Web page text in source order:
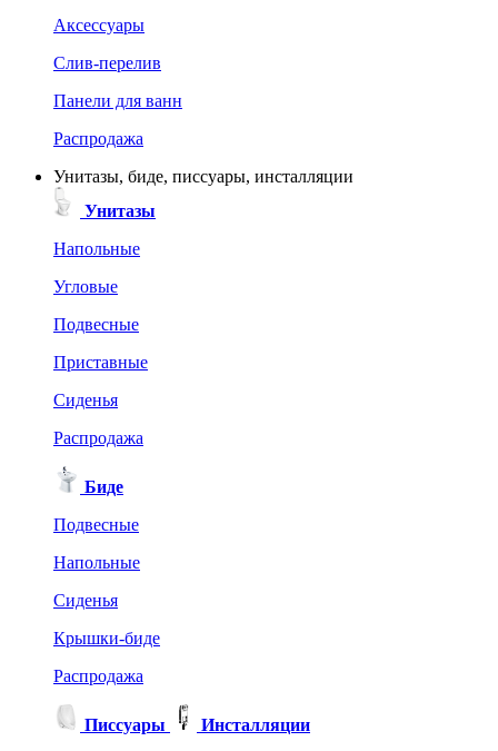
Аксессуары
Слив-перелив
Панели для ванн
Распродажа
Унитазы, биде, писсуары, инсталляции
Унитазы
Напольные
Угловые
Подвесные
Приставные
Сиденья
Распродажа
Биде
Подвесные
Напольные
Сиденья
Крышки-биде
Распродажа
Писсуары
Инсталляции